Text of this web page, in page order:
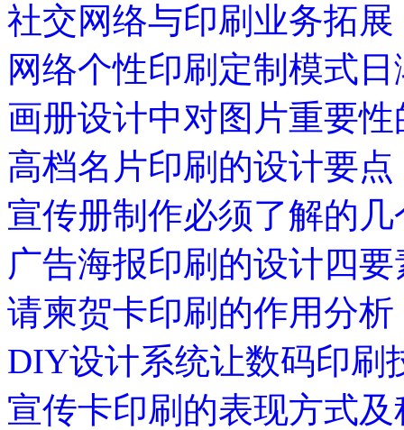
社交网络与印刷业务拓展
网络个性印刷定制模式
画册设计中对图片重要性
高档名片印刷的设计要点
宣传册制作必须了解的几
广告海报印刷的设计四要
请柬贺卡印刷的作用分析
DIY设计系统让数码印刷
宣传卡印刷的表现方式及